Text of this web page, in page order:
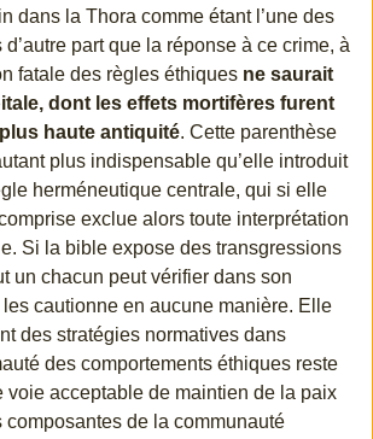
dans la Thora comme étant l’une des
part que la réponse à ce crime, à
fatale des règles éthiques ne saurait
dont les effets mortifères furent
haute antiquité. Cette parenthèse
plus indispensable qu’elle introduit
herméneutique centrale, qui si elle
exclue alors toute interprétation
Si la bible expose des transgressions
un chacun peut vérifier dans son
cautionne en aucune manière. Elle
des stratégies normatives dans
des comportements éthiques reste
voie acceptable de maintien de la paix
composantes de la communauté